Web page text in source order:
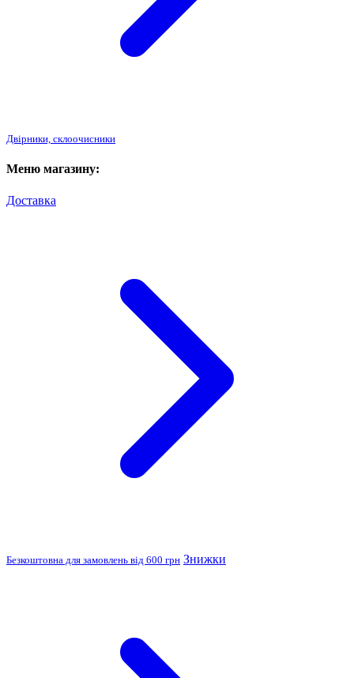
Двірники, склоочисники
Меню магазину:
Доставка
Безкоштовна для замовлень від 600 грн Знижки